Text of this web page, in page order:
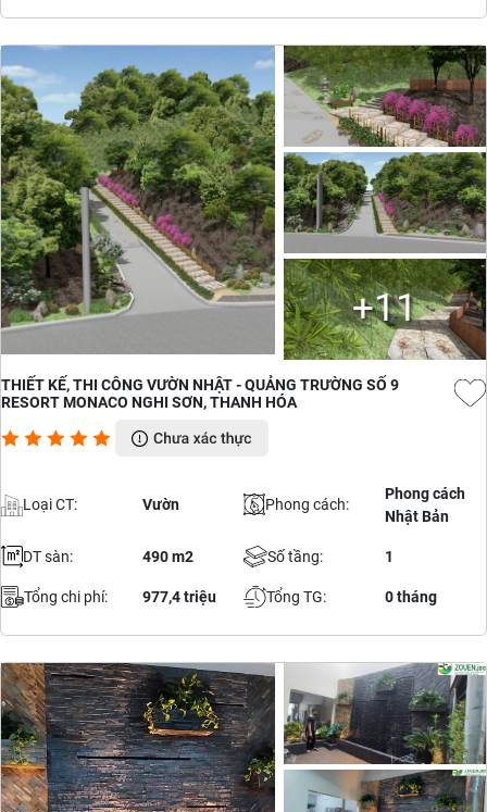
+11
THIẾT KẾ, THI CÔNG VƯỜN NHẬT - QUẢNG TRƯỜNG SỐ 9
RESORT MONACO NGHI SƠN, THANH HÓA
Loại CT: Vườn Phong cách:
Phong cách
Nhật Bản
DT sàn: 490 m2 Số tầng: 1
Tổng chi phí: 977,4 triệu Tổng TG: 0 tháng